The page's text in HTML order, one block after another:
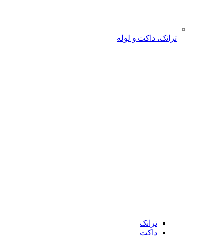
ترانک، داکت و لوله
ترانک
داکت